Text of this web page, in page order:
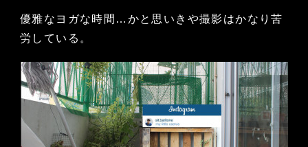
優雅なヨガな時間…かと思いきや撮影はかなり苦
労している。